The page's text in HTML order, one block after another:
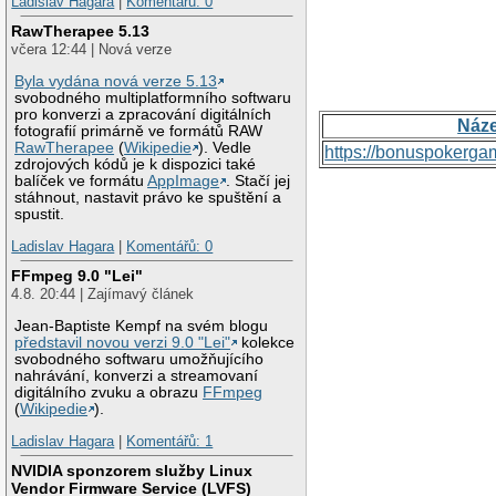
RawTherapee 5.13
včera 12:44 | Nová verze
Byla vydána nová verze 5.13
svobodného multiplatformního softwaru
pro konverzi a zpracování digitálních
fotografií primárně ve formátů RAW
RawTherapee (Wikipedie ). Vedle
zdrojových kódů je k dispozici také
balíček ve formátuAppImage
. Stačí jej
stáhnout, nastavit právo ke spuštění a
spustit.
Ladislav Hagara| Komentářů: 0
FFmpeg 9.0 "Lei"
4.8. 20:44 | Zajímavý článek
Jean-Baptiste Kempf na svém blogu
představil novou verzi 9.0 "Lei"
kolekce
svobodného softwaru umožňujícího
nahrávání, konverzi a streamovaní
digitálního zvuku a obrazu FFmpeg
(Wikipedie ).
Ladislav Hagara| Komentářů: 1
NVIDIA sponzorem služby Linux
Vendor Firmware Service (LVFS)
https://